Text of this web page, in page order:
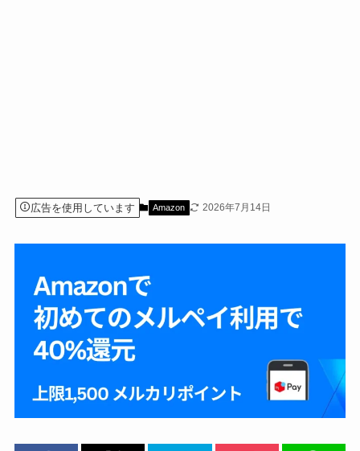
広告を使用しています Amazon 2026年7月14日